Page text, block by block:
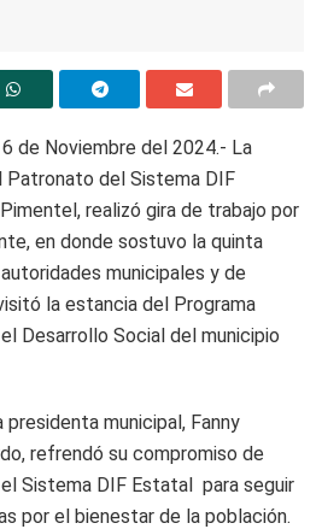
de Noviembre del 2024.- La
Patronato del Sistema DIF
realizó gira de trabajo por
en donde sostuvo la quinta
municipales y de
la estancia del Programa
Desarrollo Social del municipio
presidenta municipal, Fanny
refrendó su compromiso de
Sistema DIF Estatal para seguir
por el bienestar de la población.